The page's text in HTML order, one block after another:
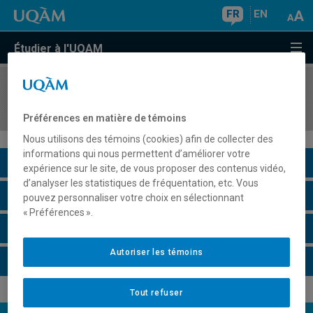
FR EN
Étudier à l'UQAM
COURS//
Description du cours
Horaire - Été 2026
Préférences en matière de témoins
Nous utilisons des témoins (cookies) afin de collecter des
informations qui nous permettent d’améliorer votre
expérience sur le site, de vous proposer des contenus vidéo,
d’analyser les statistiques de fréquentation, etc. Vous
pouvez personnaliser votre choix en sélectionnant
« Préférences ».
Tout refuser
Autoriser les témoins